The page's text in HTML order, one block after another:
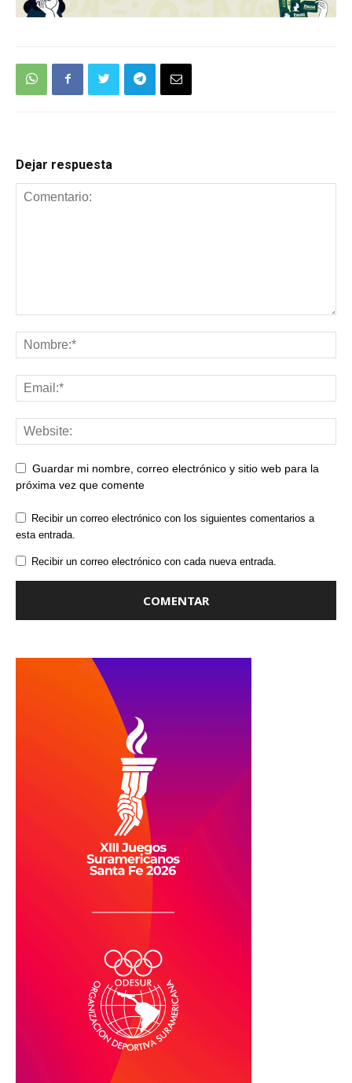
Dejar respuesta
Guardar mi nombre, correo electrónico y sitio web para la
próxima vez que comente
Recibir un correo electrónico con los siguientes comentarios a
esta entrada.
Recibir un correo electrónico con cada nueva entrada.